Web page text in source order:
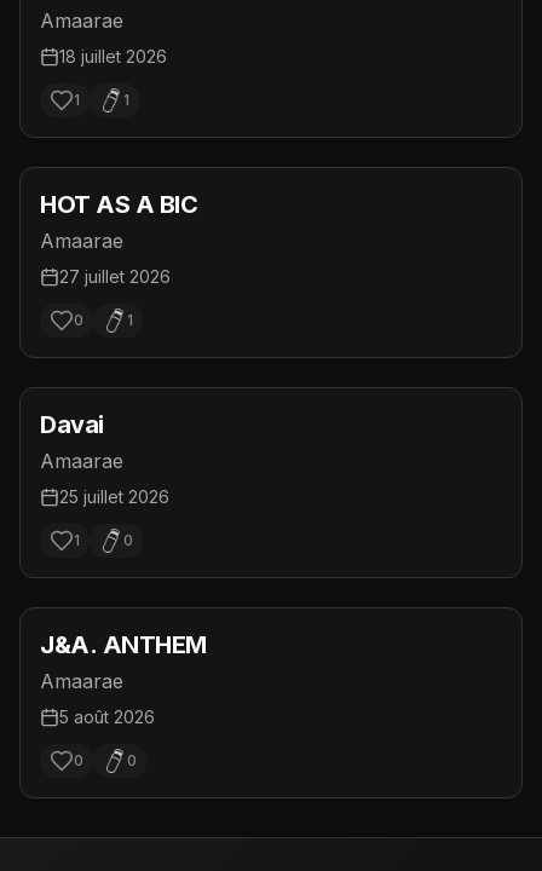
Amaarae
18 juillet 2026
1 1
HOT AS A BIC
Amaarae
27 juillet 2026
0 1
Davai
Amaarae
25 juillet 2026
1 0
J&A. ANTHEM
Amaarae
5 août 2026
0 0